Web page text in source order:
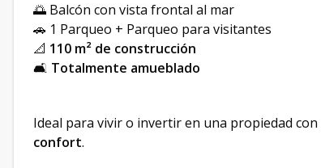
🌅 Balcón con vista frontal al mar
🚗 1 Parqueo + Parqueo para visitantes
📐 110 m² de construcción
🛋 Totalmente amueblado
Ideal para vivir o invertir en una propiedad con
confort.